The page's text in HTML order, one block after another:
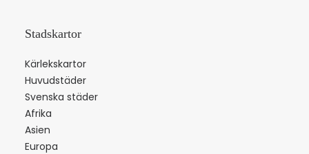
Stadskartor
Kärlekskartor
Huvudstäder
Svenska städer
Afrika
Asien
Europa